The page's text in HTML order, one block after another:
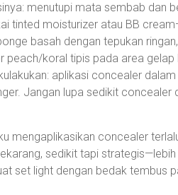
menutupi mata sembab dan
tinted moisturizer atau BB
basah dengan tepukan
koral tipis pada area gelap
aplikasi concealer
Jangan lupa sedikit concealer
mengaplikasikan concealer
sedikit tapi
set light dengan bedak tembus